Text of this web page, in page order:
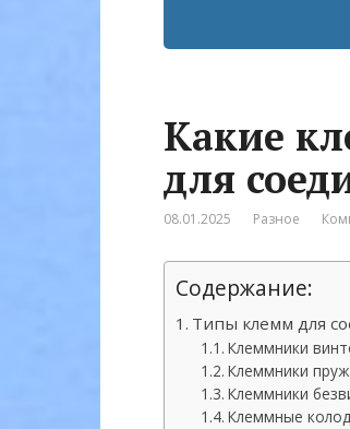
Какие
для
08.01.2025 Разное
Содержание:
Типы клемм для
Клеммники
Клеммники
Клеммники
Клеммные